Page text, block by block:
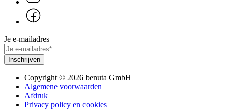
Je e-mailadres
Inschrijven
Copyright © 2026 benuta GmbH
Algemene voorwaarden
Afdruk
Privacy policy en cookies